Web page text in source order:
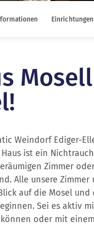
Einrichtungen
Weindorf Ediger-
Haus ist ein
Zimmer
Alle unsere Zimmer
auf die Mosel und
Sei es aktiv
oder mit einem